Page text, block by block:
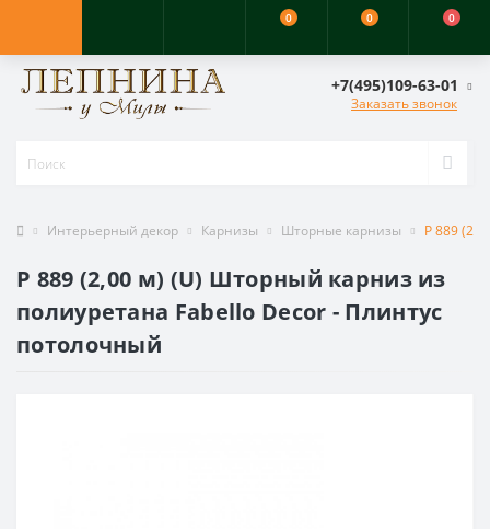
0 0 0
+7(495)109-63-01
Заказать звонок
Интерьерный декор Карнизы Шторные карнизы P 889
P 889 (2,00 м) (U) Шторный карниз из
полиуретана Fabello Decor - Плинтус
потолочный